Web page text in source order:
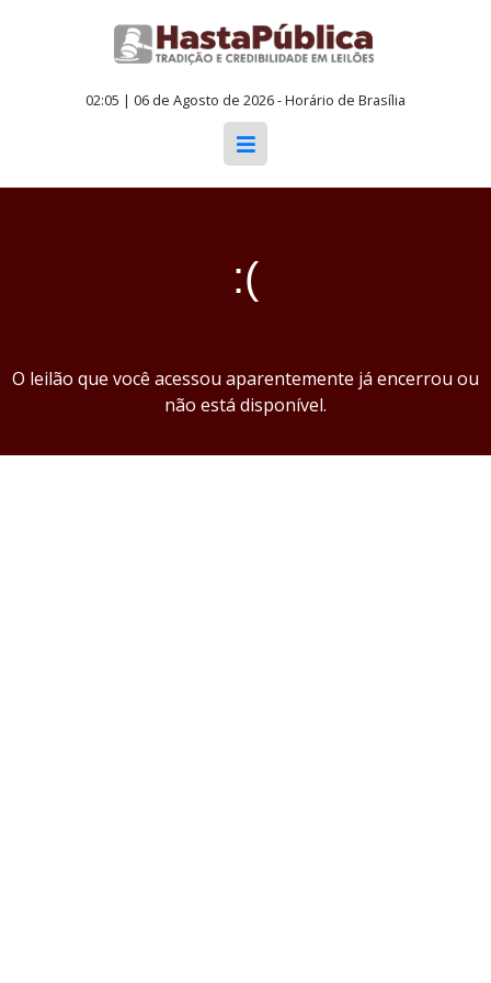
02:05 | 06 de Agosto de 2026 - Horário de Brasília
:(
O leilão que você acessou aparentemente já encerrou ou
não está disponível.